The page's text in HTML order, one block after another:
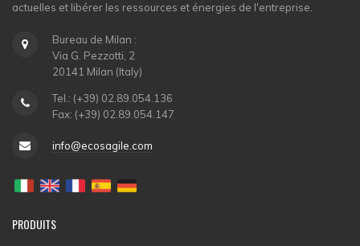
actuelles et libérer les ressources et énergies de l'entreprise.
Bureau de Milan :
Via G. Pezzotti, 2
20141 Milan (Italy)
Tel.: (+39) 02.89.054.136
Fax: (+39) 02.89.054.147
info@ecosagile.com
PRODUITS